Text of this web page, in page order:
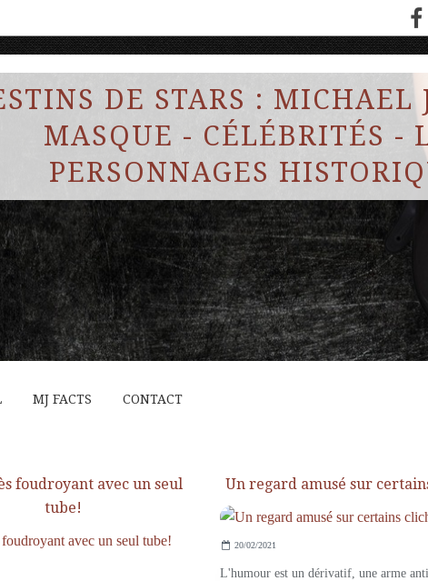
DE STARS : MICHAEL
MASQUE - CÉLÉBRITÉS -
PERSONNAGES
MJ FACTS CONTACT
foudroyant avec un seul
tube!
Un regard amusé sur
20/02/2021
L'humour est un dérivatif, une arme